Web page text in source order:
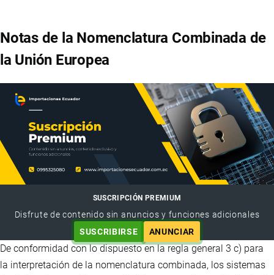
Notas de la Nomenclatura Combinada de
la Unión Europea
SUSCRIPCIÓN PREMIUM
Disfrute de contenido sin anuncios y funciones adicionales
SUSCRIBIRSE
ANUNCIAR
De conformidad con lo dispuesto en la regla general 3 c) para
la interpretación de la nomenclatura combinada, los sistemas